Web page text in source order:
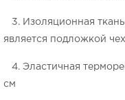
3. Изоляционная
является подложкой
4. Эластичная
см